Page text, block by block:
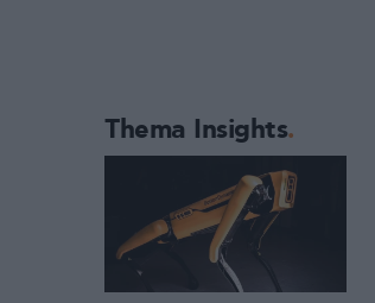
Thema Insights